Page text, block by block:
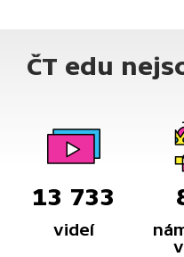
ČT edu
13 733
videí